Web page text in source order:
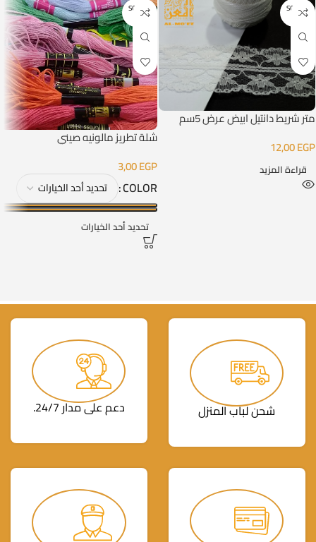
SOLD O
UT
متر شريط دانتيل ابيض عرض 5سم
12,00EGP
قراءة المزيد
SOLD O
UT
شلة تطريز مالونيه صيني
3,00EGP
COLOR
تحديد أحد الخيارات
شحن لباب المنزل دعم على مدار 24/7.